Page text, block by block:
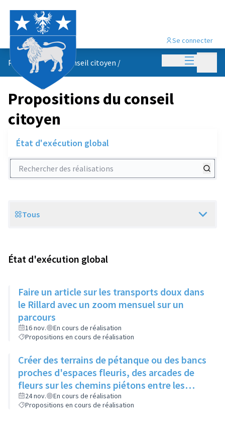
Menu
Se connecter
Propositions du conseil citoyen /
Propositions du conseil
citoyen
État d'exécution global
Rechercher des réalisations
Scope
Tous
État d'exécution global
Faire un article sur les transports doux dans
le Rillard avec un zoom mensuel sur un
parcours
16 nov.
En cours de réalisation
Propositions en cours de réalisation
Créer des terrains de pétanque ou des bancs
proches d'espaces fleuris, des arcades de
fleurs sur les chemins piétons entre les
immeubles
24 nov.
En cours de réalisation
Propositions en cours de réalisation